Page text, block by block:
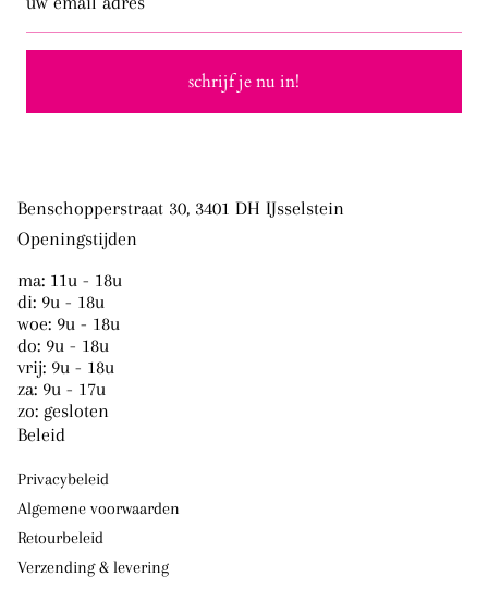
schrijf je nu in!
Benschopperstraat 30, 3401 DH IJsselstein
Openingstijden
ma: 11u - 18u
di: 9u - 18u
woe: 9u - 18u
do: 9u - 18u
vrij: 9u - 18u
za: 9u - 17u
zo: gesloten
Beleid
Privacybeleid
Algemene voorwaarden
Retourbeleid
Verzending & levering